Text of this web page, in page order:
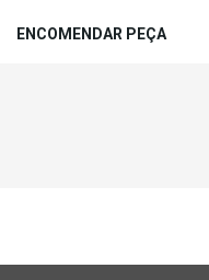
ENCOMENDAR PEÇA